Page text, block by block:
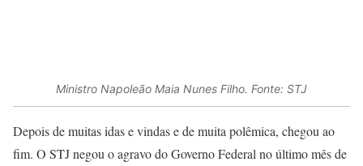
Ministro Napoleão Maia Nunes Filho. Fonte: STJ
Depois de muitas idas e vindas e de muita polêmica, chegou ao
fim. O STJ negou o agravo do Governo Federal no último mês de